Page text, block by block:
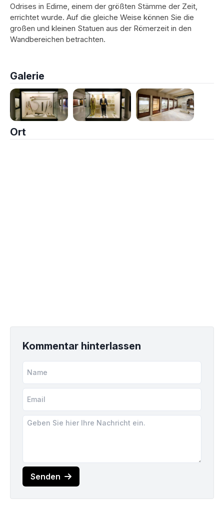
Odrises in Edirne, einem der größten Stämme der Zeit,
errichtet wurde. Auf die gleiche Weise können Sie die
großen und kleinen Statuen aus der Römerzeit in den
Wandbereichen betrachten.
Galerie
Ort
Kommentar hinterlassen
Senden